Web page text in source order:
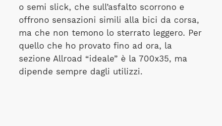
o semi slick, che sull’asfalto scorrono e
offrono sensazioni simili alla bici da corsa,
ma che non temono lo sterrato leggero. Per
quello che ho provato fino ad ora, la
sezione Allroad “ideale” è la 700x35, ma
dipende sempre dagli utilizzi.